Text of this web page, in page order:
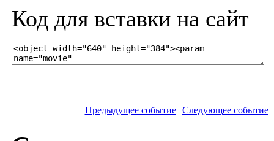
Код для вставки на сайт
Предыдущее событие Следующее событие